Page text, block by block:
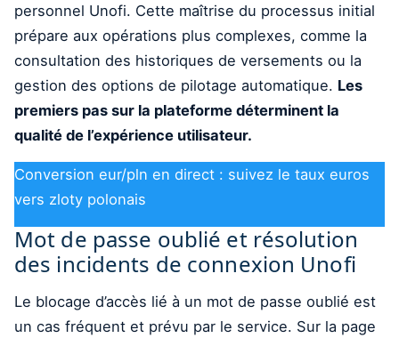
personnel Unofi. Cette maîtrise du processus initial
prépare aux opérations plus complexes, comme la
consultation des historiques de versements ou la
gestion des options de pilotage automatique. Les
premiers pas sur la plateforme déterminent la
qualité de l’expérience utilisateur.
Conversion eur/pln en direct : suivez le taux euros
vers zloty polonais
Mot de passe oublié et résolution
des incidents de connexion Unofi
Le blocage d’accès lié à un mot de passe oublié est
un cas fréquent et prévu par le service. Sur la page